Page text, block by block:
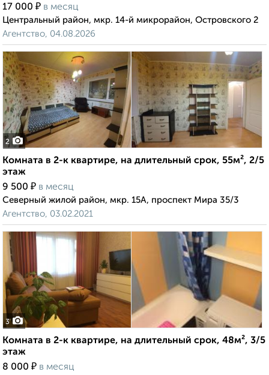
17 000 ₽ в месяц
Центральный район, мкр. 14-й микрорайон, Островского 2
Агентство, 04.08.2026
2
Комната в 2-к квартире, на длительный срок, 55м², 2/5
этаж
9 500 ₽ в месяц
Северный жилой район, мкр. 15А, проспект Мира 35/3
Агентство, 03.02.2021
3
Комната в 2-к квартире, на длительный срок, 48м², 3/5
этаж
8 000 ₽ в месяц